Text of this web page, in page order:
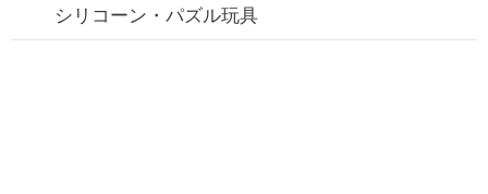
シリコーンペット足洗いカップ
シリコーン・パズル玩具